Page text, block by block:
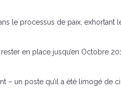
le processus de paix, exhortant
en place jusqu’en Octobre
– un poste qu’il a été limogé de